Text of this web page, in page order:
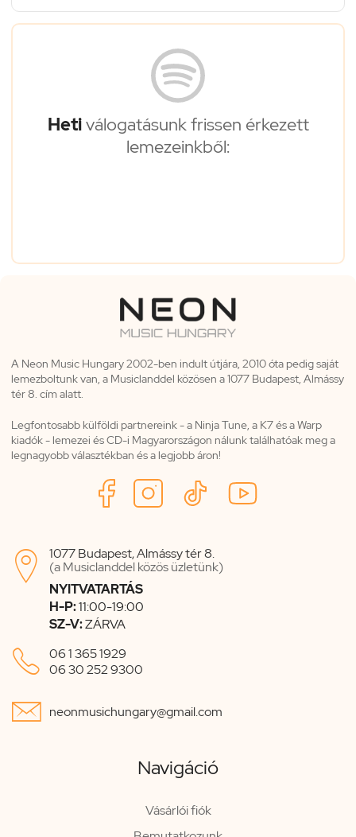
Hetiválogatásunk frissen érkezett
lemezeinkből:
A Neon Music Hungary 2002-ben indult útjára, 2010 óta pedig saját
lemezboltunk van, a Musiclanddel közösen a 1077 Budapest, Almássy
tér 8. cím alatt.
Legfontosabb külföldi partnereink - a Ninja Tune, a K7 és a Warp
kiadók - lemezei és CD-i Magyarországon nálunk találhatóak meg a
legnagyobb választékban és a legjobb áron!

1077 Budapest, Almássy tér 8.
(a Musiclanddel közös üzletünk)
NYITVATARTÁS
H-P:11:00-19:00
SZ-V:ZÁRVA
 06 1 365 1929
06 30 252 9300
 neonmusichungary@gmail.com
Navigáció
Vásárlói fiók